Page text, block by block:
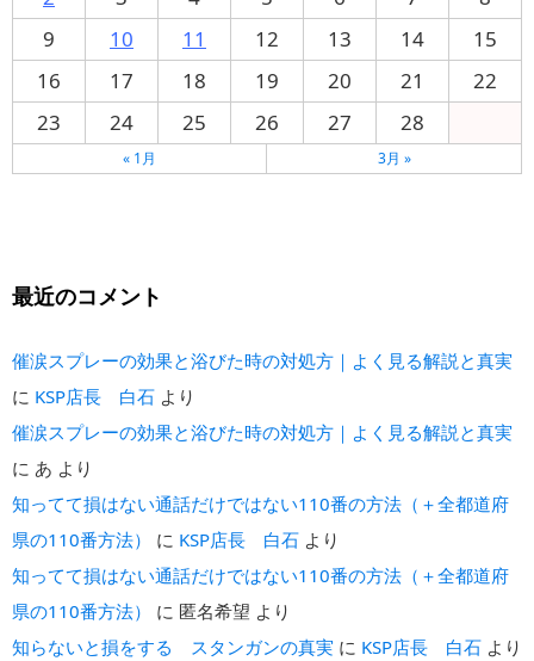
9
10 11 12 13 14
15
16
17 18 19 20 21
22
23
24 25 26 27 28
« 1月 3月 »
最近のコメント
催涙スプレーの効果と浴びた時の対処方｜よく見る解説と真実
に KSP店長 白石 より
催涙スプレーの効果と浴びた時の対処方｜よく見る解説と真実
に あ より
知ってて損はない通話だけではない110番の方法（＋全都道府
県の110番方法）
に KSP店長 白石 より
知ってて損はない通話だけではない110番の方法（＋全都道府
県の110番方法）
に 匿名希望 より
知らないと損をする スタンガンの真実 に KSP店長 白石 より